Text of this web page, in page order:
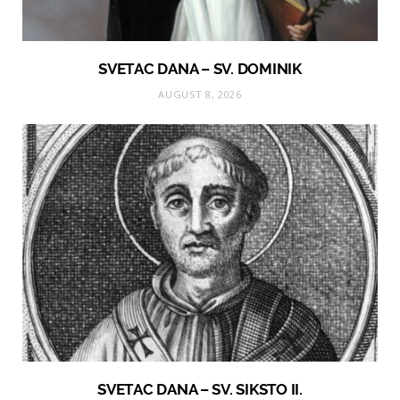
SVETAC DANA – SV. DOMINIK
AUGUST 8, 2026
SVETAC DANA – SV. SIKSTO II.